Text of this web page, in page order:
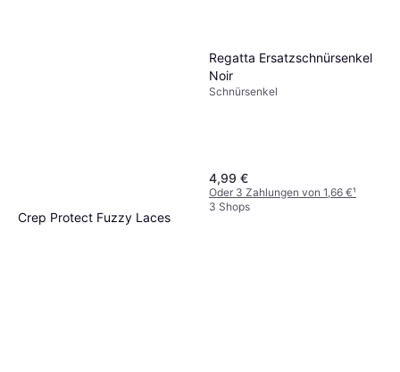
Crep Protect Fuzzy Laces
Regatta Ersatzschnürsenkel
Noir
Schnürsenkel
4,99 €
Oder 3 Zahlungen von 1,66 €¹
3 Shops